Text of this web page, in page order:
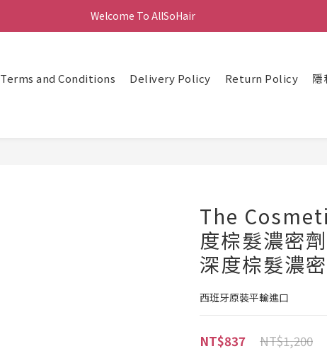
Welcome To AllSoHair
Terms and Conditions Delivery Policy Return Policy
隱
The
度棕髮濃密
深度棕髮濃
西班牙原裝平輸進口
NT$1,200
NT$837